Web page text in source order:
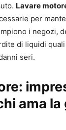
Lavare
per
i negozi,
di liquidi quali
seri.
ama